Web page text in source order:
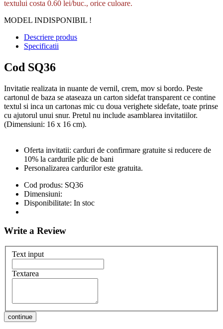
textului costa 0.60 lei/buc., orice culoare.
MODEL INDISPONIBIL !
Descriere produs
Specificatii
Cod SQ36
Invitatie realizata in nuante de vernil, crem, mov si bordo. Peste
cartonul de baza se ataseaza un carton sidefat transparent ce contine
textul si inca un cartonas mic cu doua verighete sidefate, toate prinse
cu ajutorul unui snur. Pretul nu include asamblarea invitatiilor.
(Dimensiuni: 16 x 16 cm).
Oferta invitatii: carduri de confirmare gratuite si reducere de
10% la cardurile plic de bani
Personalizarea cardurilor este gratuita.
Cod produs: SQ36
Dimensiuni:
Disponibilitate: In stoc
Write a Review
Text input
Textarea